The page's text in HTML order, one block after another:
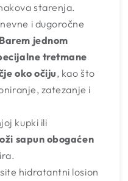
starenja.
i dugoročne
Barem jednom
tretmane
oko očiju, kao što
zatezanje i
kupki ili
sapun obogaćen
hidratantni losion